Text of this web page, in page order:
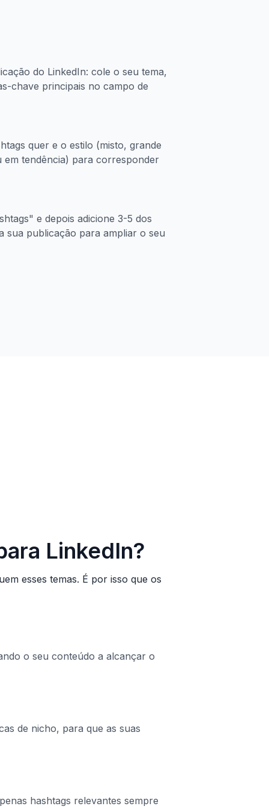
do LinkedIn: cole o seu tema,
chave principais no campo de
quer e o estilo (misto, grande
em tendência) para corresponder
e depois adicione 3-5 dos
sua publicação para ampliar o seu
LinkedIn?
esses temas. É por isso que os
o seu conteúdo a alcançar o
de nicho, para que as suas
hashtags relevantes sempre